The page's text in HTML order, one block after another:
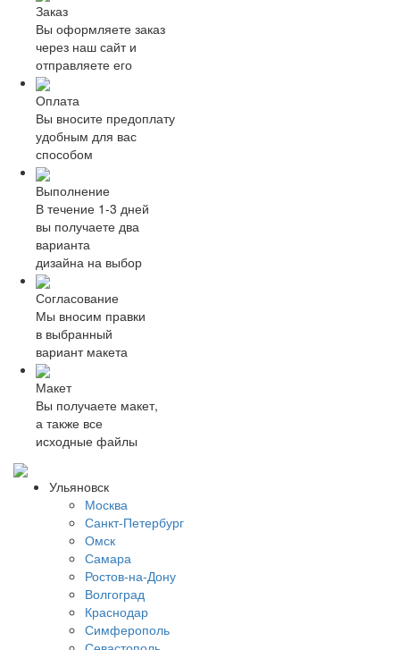
Заказ
Вы оформляете заказ
через наш сайт и
отправляете его
Оплата
Вы вносите предоплату
удобным для вас
способом
Выполнение
В течение 1-3 дней
вы получаете два
варианта
дизайна на выбор
Согласование
Мы вносим правки
в выбранный
вариант макета
Макет
Вы получаете макет,
а также все
исходные файлы
Ульяновск
Москва
Санкт-Петербург
Омск
Самара
Ростов-на-Дону
Волгоград
Краснодар
Симферополь